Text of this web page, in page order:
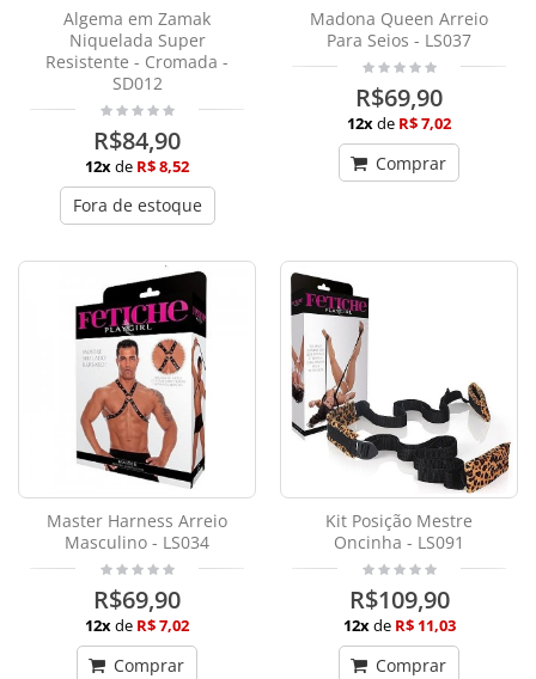
Algema em Zamak
Niquelada Super
Resistente - Cromada -
SD012
R$84,90
12xde R$ 8,52
Fora de estoque
Madona Queen Arreio
Para Seios - LS037
R$69,90
12xde R$ 7,02
Comprar
Master Harness Arreio
Masculino - LS034
R$69,90
12xde R$ 7,02
Comprar
Kit Posição Mestre
Oncinha - LS091
R$109,90
12xde R$ 11,03
Comprar